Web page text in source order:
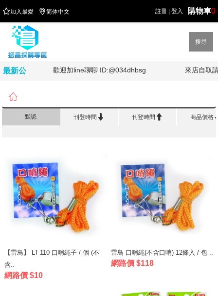
註冊 登入 購物車0
加入最愛 简体中文
搜尋
最新公 歡迎加line聊聊 ID:@034dhbsg 來店自取請

默認 刊登時間  刊登時間  商品價格
【雷鳥】 LT-110 口哨繩子 / 個 (不
含..
網路價 $10
雷鳥 口哨繩(不含口哨) 12條入 / 包 ..
網路價 $118